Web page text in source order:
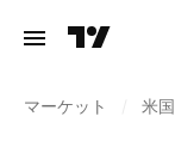
マーケット 米国